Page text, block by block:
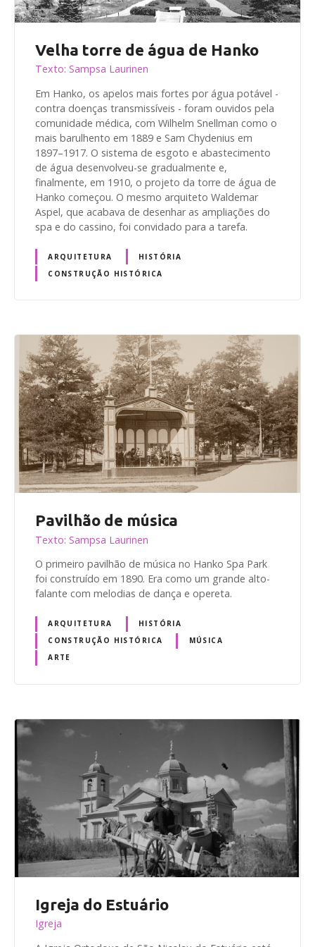
Velha torre de água de Hanko
Texto: Sampsa Laurinen
Em Hanko, os apelos mais fortes por água potável -
contra doenças transmissíveis - foram ouvidos pela
comunidade médica, com Wilhelm Snellman como o
mais barulhento em 1889 e Sam Chydenius em
1897–1917. O sistema de esgoto e abastecimento
de água desenvolveu-se gradualmente e,
finalmente, em 1910, o projeto da torre de água de
Hanko começou. O mesmo arquiteto Waldemar
Aspel, que acabava de desenhar as ampliações do
spa e do cassino, foi convidado para a tarefa.
ARQUITETURA
HISTÓRIA
CONSTRUÇÃO HISTÓRICA
Pavilhão de música
Texto: Sampsa Laurinen
O primeiro pavilhão de música no Hanko Spa Park
foi construído em 1890. Era como um grande alto-
falante com melodias de dança e opereta.
ARQUITETURA
HISTÓRIA
CONSTRUÇÃO HISTÓRICA
MÚSICA
ARTE
Igreja do Estuário
Igreja